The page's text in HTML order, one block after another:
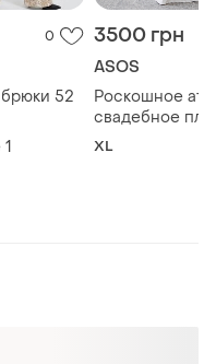
0
52
1
3500 грн
ASOS
Роскошное
свадебное
asos edition
XL